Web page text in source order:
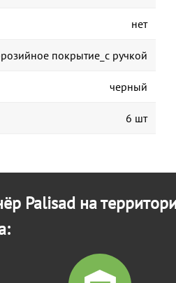
нет
покрытие_с ручкой
черный
6 шт
Palisad на